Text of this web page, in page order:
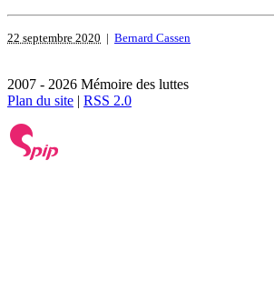
22 septembre 2020 | Bernard Cassen
2007 - 2026 Mémoire des luttes
Plan du site | RSS 2.0